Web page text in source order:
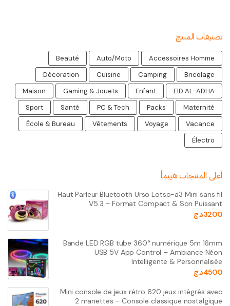
تصنيفات المنتج
Accessoires Homme
Auto/Moto
Beauté
Bricolage
Camping
Cuisine
Décoration
EID AL-ADHA
Enfant
Gaming & Jouets
Maison
Maternité
Packs
PC & Tech
Santé
Sport
Vacance
Voyage
Vêtements
École & Bureau
Électro
أعلى المنتجات تقييماً
Haut Parleur Bluetooth Urso Lotso-a3 Mini sans fil
V5.3 – Format Compact & Son Puissant
3200د.ج
Bande LED RGB tube 360° numérique 5m 16mm
USB 5V App Control – Ambiance Néon
Intelligente & Personnalisée
4500د.ج
Mini console de jeux rétro 620 jeux intégrés avec
2 manettes – Console classique nostalgique